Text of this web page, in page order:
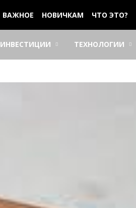
ВАЖНОЕ НОВИЧКАМ ЧТО ЭТО?
ИНВЕСТИЦИИ ТЕХНОЛОГИИ